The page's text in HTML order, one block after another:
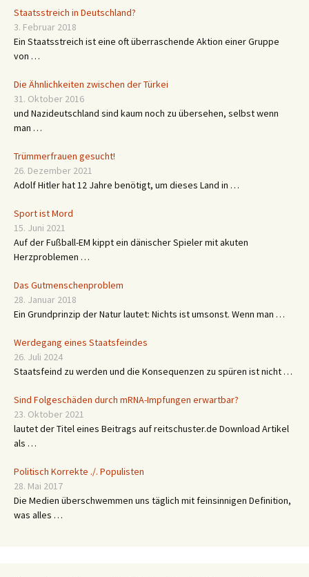
Staatsstreich in Deutschland?
3. Februar 2018
Ein Staatsstreich ist eine oft überraschende Aktion einer Gruppe
von …
Die Ähnlichkeiten zwischen der Türkei
31. Oktober 2016
und Nazideutschland sind kaum noch zu übersehen, selbst wenn
man …
Trümmerfrauen gesucht!
26. Dezember 2021
Adolf Hitler hat 12 Jahre benötigt, um dieses Land in …
Sport ist Mord
15. Juni 2021
Auf der Fußball-EM kippt ein dänischer Spieler mit akuten
Herzproblemen …
Das Gutmenschenproblem
28. Januar 2018
Ein Grundprinzip der Natur lautet: Nichts ist umsonst. Wenn man …
Werdegang eines Staatsfeindes
26. Juli 2024
Staatsfeind zu werden und die Konsequenzen zu spüren ist nicht …
Sind Folgeschäden durch mRNA-Impfungen erwartbar?
23. Oktober 2021
lautet der Titel eines Beitrags auf reitschuster.de Download Artikel
als …
Politisch Korrekte ./. Populisten
28. Mai 2017
Die Medien überschwemmen uns täglich mit feinsinnigen Definition,
was alles …